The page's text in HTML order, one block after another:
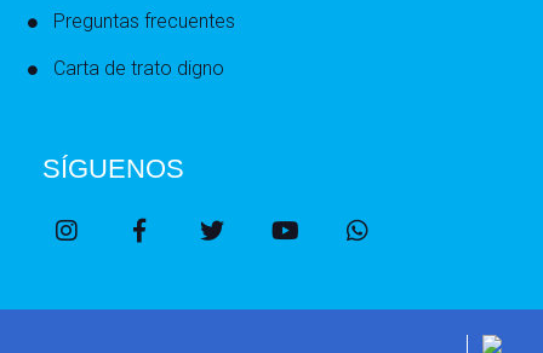
Preguntas frecuentes
Carta de trato digno
SÍGUENOS